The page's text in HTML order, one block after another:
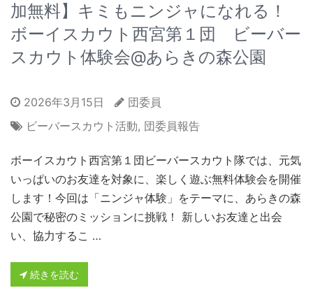
加無料】キミもニンジャになれる！
ボーイスカウト西宮第１団 ビーバー
スカウト体験会@あらきの森公園
2026年3月15日
団委員
ビーバースカウト活動, 団委員報告
ボーイスカウト西宮第１団ビーバースカウト隊では、元気
いっぱいのお友達を対象に、楽しく遊ぶ無料体験会を開催
します！今回は「ニンジャ体験」をテーマに、あらきの森
公園で秘密のミッションに挑戦！ 新しいお友達と出会
い、協力するこ …
続きを読む